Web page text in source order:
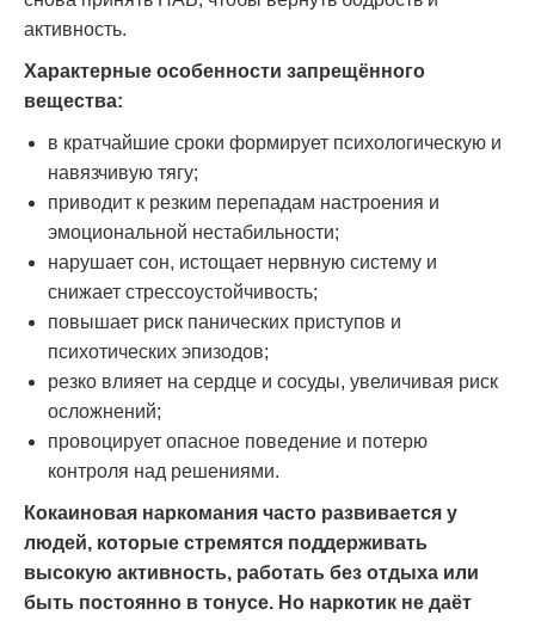
активность.
Характерные особенности запрещённого
вещества:
в кратчайшие сроки формирует психологическую и
навязчивую тягу;
приводит к резким перепадам настроения и
эмоциональной нестабильности;
нарушает сон, истощает нервную систему и
снижает стрессоустойчивость;
повышает риск панических приступов и
психотических эпизодов;
резко влияет на сердце и сосуды, увеличивая риск
осложнений;
провоцирует опасное поведение и потерю
контроля над решениями.
Кокаиновая наркомания часто развивается у
людей, которые стремятся поддерживать
высокую активность, работать без отдыха или
быть постоянно в тонусе. Но наркотик не даёт